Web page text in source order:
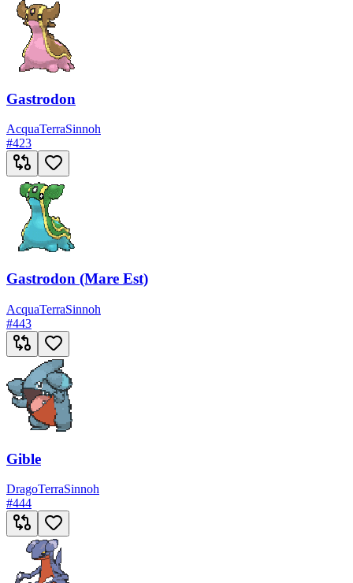
Gastrodon
AcquaTerraSinnoh
#423
Gastrodon (Mare Est)
AcquaTerraSinnoh
#443
Gible
DragoTerraSinnoh
#444